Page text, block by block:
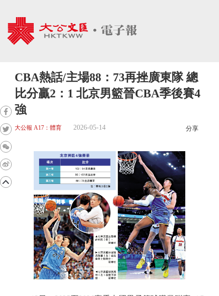
CBA熱話/主場88：73再挫廣東隊 總
比分贏2：1 北京男籃晉CBA季後賽4
強
大公報 A17：體育 2026-05-14 分享